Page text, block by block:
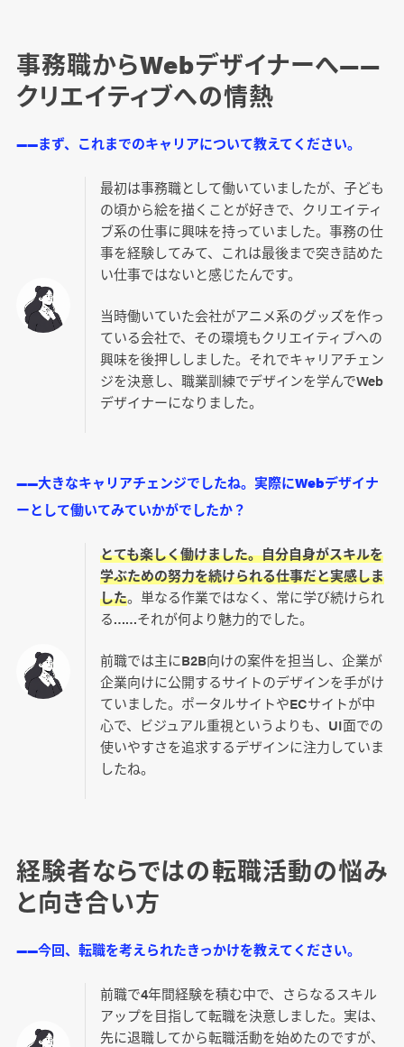
事務職からWebデザイナーへ――
クリエイティブへの情熱
――まず、これまでのキャリアについて教えてください。
最初は事務職として働いていましたが、子ども
の頃から絵を描くことが好きで、クリエイティ
ブ系の仕事に興味を持っていました。事務の仕
事を経験してみて、これは最後まで突き詰めた
い仕事ではないと感じたんです。
当時働いていた会社がアニメ系のグッズを作っ
ている会社で、その環境もクリエイティブへの
興味を後押ししました。それでキャリアチェン
ジを決意し、職業訓練でデザインを学んでWeb
デザイナーになりました。
――大きなキャリアチェンジでしたね。実際にWebデザイナ
ーとして働いてみていかがでしたか？
とても楽しく働けました。自分自身がスキルを
学ぶための努力を続けられる仕事だと実感しま
した。単なる作業ではなく、常に学び続けられ
る……それが何より魅力的でした。
前職では主にB2B向けの案件を担当し、企業が
企業向けに公開するサイトのデザインを手がけ
ていました。ポータルサイトやECサイトが中
心で、ビジュアル重視というよりも、UI面での
使いやすさを追求するデザインに注力していま
したね。
経験者ならではの転職活動の悩み
と向き合い方
――今回、転職を考えられたきっかけを教えてください。
前職で4年間経験を積む中で、さらなるスキル
アップを目指して転職を決意しました。実は、
先に退職してから転職活動を始めたのですが、